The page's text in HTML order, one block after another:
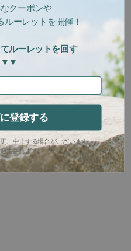
¥3,168
¥3,960
詳しく見る
クーポンや
ーレットを開催！
ルーレットを回す
登録する
、中止する場合がございます。
用されます。